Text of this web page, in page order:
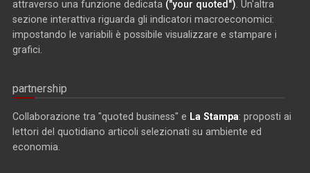
attraverso una funzione dedicata ("your quoted"). Un'altra
sezione interattiva riguarda gli indicatori macroeconomici:
impostando le variabili è possibile visualizzare e stampare i
grafici.
partnership
Collaborazione tra "quoted business" e La Stampa: proposti ai
lettori del quotidiano articoli selezionati su ambiente ed
economia.